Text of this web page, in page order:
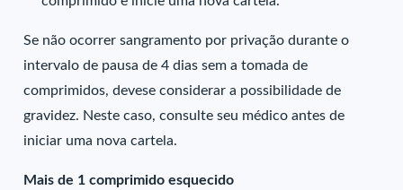
Se não ocorrer sangramento por privação durante o
intervalo de pausa de 4 dias sem a tomada de
comprimidos, devese considerar a possibilidade de
gravidez. Neste caso, consulte seu médico antes de
iniciar uma nova cartela.
Mais de 1 comprimido esquecido